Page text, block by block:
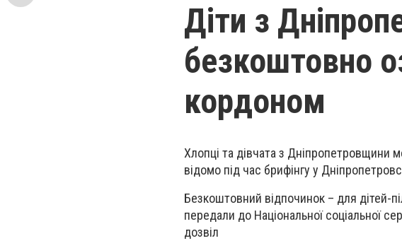
Діти з
безкоштовно
кордоном
Хлопці та дівчата з Дніпропетровщини
відомо під час брифінгу у
Безкоштовний відпочинок – для дітей-
передали до Національної соціальної
дозвіл